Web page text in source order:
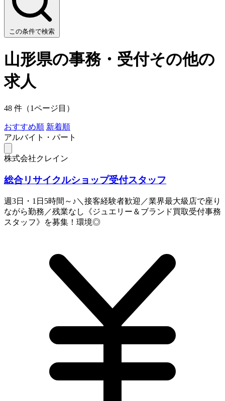
この条件で検索
山形県の事務・受付その他の
求人
48 件（1ページ目）
おすすめ順 新着順
アルバイト・パート
株式会社クレイン
総合リサイクルショップ受付スタッフ
週3日・1日5時間～♪＼接客経験者歓迎／業界最大級店で座り
ながら勤務／残業なし《ジュエリー＆ブランド買取受付事務
スタッフ》を募集！環境◎